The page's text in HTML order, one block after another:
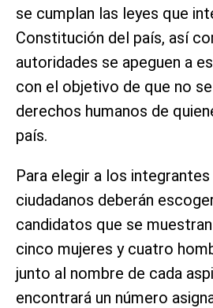
se cumplan las leyes que
Constitución del país, así
autoridades se apeguen a
con el objetivo de que no
derechos humanos de
país.
Para elegir a los
ciudadanos deberán
candidatos que se
cinco mujeres y cuatro
junto al nombre de cada
encontrará un número